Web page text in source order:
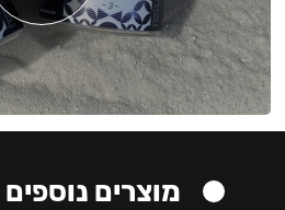
מוצרים נוספים